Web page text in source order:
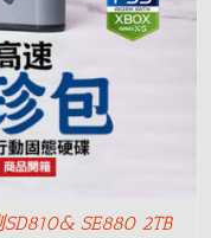
SE880 2TB